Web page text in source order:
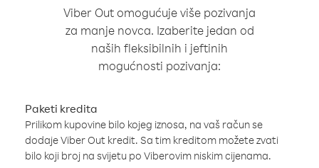
Viber Out omogućuje više pozivanja
za manje novca. Izaberite jedan od
naših fleksibilnih i jeftinih
mogućnosti pozivanja:
Paketi kredita
Prilikom kupovine bilo kojeg iznosa, na vaš račun se
dodaje Viber Out kredit. Sa tim kreditom možete zvati
bilo koji broj na svijetu po Viberovim niskim cijenama.